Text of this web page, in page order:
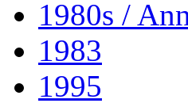
1980s /
1983
1995